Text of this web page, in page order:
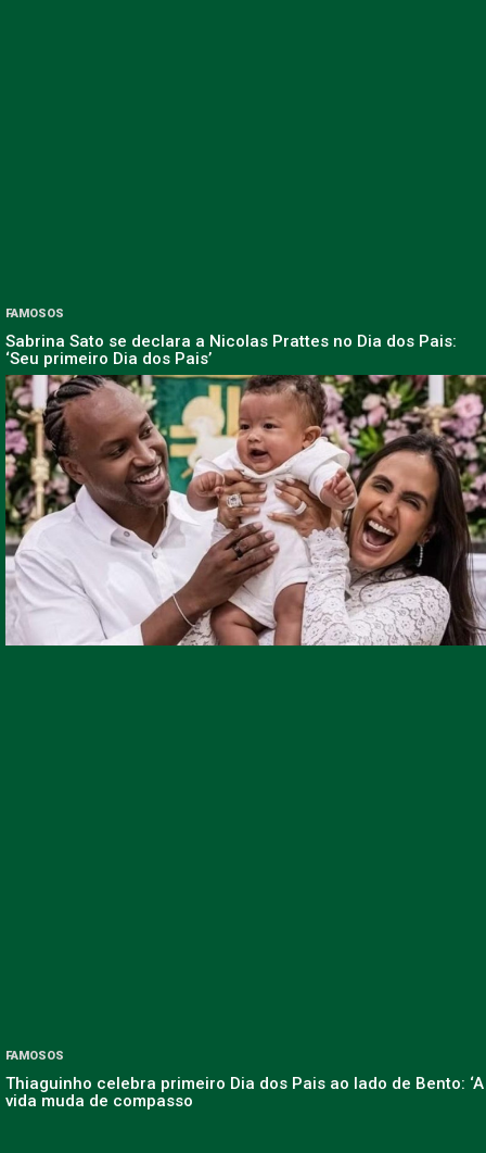
FAMOSOS
Sabrina Sato se declara a Nicolas Prattes no Dia dos Pais:
‘Seu primeiro Dia dos Pais’
FAMOSOS
Thiaguinho celebra primeiro Dia dos Pais ao lado de Bento: ‘A
vida muda de compasso